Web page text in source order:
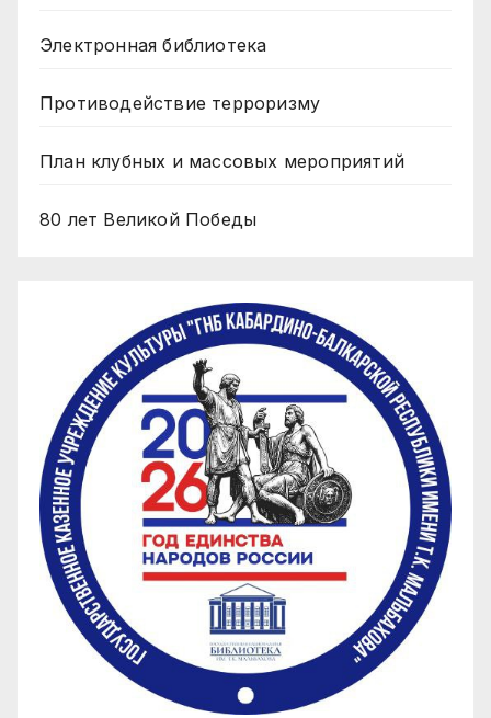
Электронная библиотека
Противодействие терроризму
План клубных и массовых мероприятий
80 лет Великой Победы